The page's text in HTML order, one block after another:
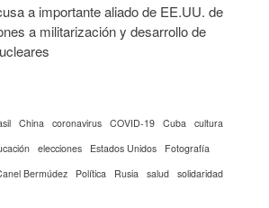
a importante aliado de EE.UU. de
a militarización y desarrollo de
China coronavirus COVID-19 Cuba
cultura
elecciones Estados Unidos
Fotografía
Bermúdez Política Rusia salud solidaridad